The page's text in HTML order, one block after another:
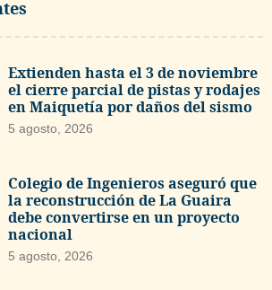
Extienden hasta el 3 de noviembre
el cierre parcial de pistas y rodajes
en Maiquetía por daños del sismo
5 agosto, 2026
Colegio de Ingenieros aseguró que
la reconstrucción de La Guaira
debe convertirse en un proyecto
nacional
5 agosto, 2026